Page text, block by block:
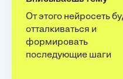
От этого нейросеть
отталкиваться и
формировать
последующие шаги